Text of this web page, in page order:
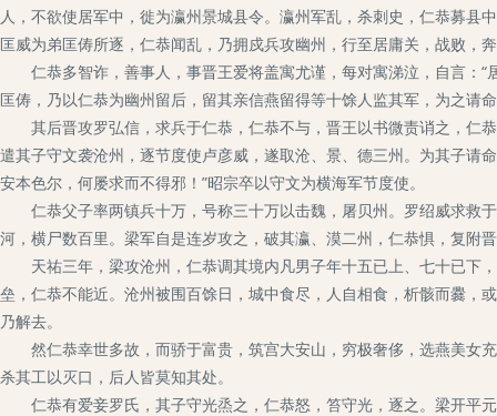
人，不欲使居军中，徙为瀛州景城县令。瀛州军乱，杀刺史，仁恭募
匡威为弟匡俦所逐，仁恭闻乱，乃拥戍兵攻幽州，行至居庸关，战败，
仁恭多智诈，善事人，事晋王爱将盖寓尤谨，每对寓涕泣，自言：“
匡俦，乃以仁恭为幽州留后，留其亲信燕留得等十馀人监其军，为之请
其后晋攻罗弘信，求兵于仁恭，仁恭不与，晋王以书微责诮之，仁
遣其子守文袭沧州，逐节度使卢彦威，遂取沧、景、德三州。为其子请
安本色尔，何屡求而不得邪！”昭宗卒以守文为横海军节度使。
仁恭父子率两镇兵十万，号称三十万以击魏，屠贝州。罗绍威求救
河，横尸数百里。梁军自是连岁攻之，破其瀛、漠二州，仁恭惧，复附
天祐三年，梁攻沧州，仁恭调其境内凡男子年十五已上、七十已下
垒，仁恭不能近。沧州被围百馀日，城中食尽，人自相食，析骸而爨，
乃解去。
然仁恭幸世多故，而骄于富贵，筑宫大安山，穷极奢侈，选燕美女
杀其工以灭口，后人皆莫知其处。
仁恭有爱妾罗氏，其子守光烝之，仁恭怒，笞守光，逐之。梁开平